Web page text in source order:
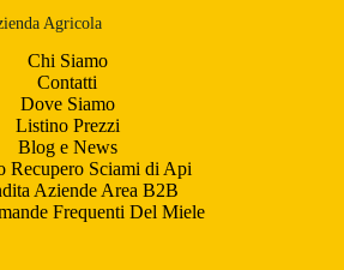
Agricola
Chi Siamo
Contatti
Dove Siamo
Listino Prezzi
Blog e News
Recupero Sciami di Api
Aziende Area B2B
Frequenti Del Miele